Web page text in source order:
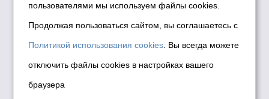
© Департамент информационной политики мэрии
города Новосибирска, 2026
Политика использования Cookies
Политика по обработке персональных
данных в информационных системах
мэрии города Новосибирска
пользователями мы используем файлы cookies.
Продолжая пользоваться сайтом, вы соглашаетесь с
Политикой использования cookies . Вы всегда можете
отключить файлы cookies в настройках вашего
браузера